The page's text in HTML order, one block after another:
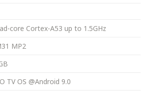
core Cortex-A53 up to 1.5GHz
MP2
TV OS @Android 9.0